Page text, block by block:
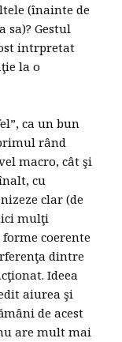
(înainte de
sa)? Gestul
intrpretat
la o
ca un bun
rând
macro, cât şi
cu
clar (de
mulţi
coerente
dintre
Ideea
aiurea şi
de acest
are mult mai